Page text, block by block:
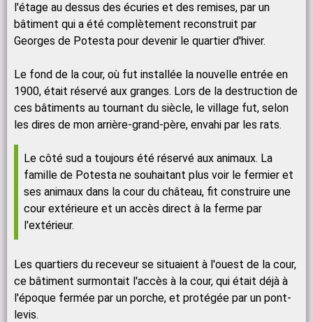
l'étage au dessus des écuries et des remises, par un
bâtiment qui a été complètement reconstruit par
Georges de Potesta pour devenir le quartier d'hiver.
Le fond de la cour, où fut installée la nouvelle entrée en
1900, était réservé aux granges. Lors de la destruction de
ces bâtiments au tournant du siècle, le village fut, selon
les dires de mon arrière-grand-père, envahi par les rats.
Le côté sud a toujours été réservé aux animaux. La
famille de Potesta ne souhaitant plus voir le fermier et
ses animaux dans la cour du château, fit construire une
cour extérieure et un accès direct à la ferme par
l'extérieur.
Les quartiers du receveur se situaient à l'ouest de la cour,
ce bâtiment surmontait l'accès à la cour, qui était déjà à
l'époque fermée par un porche, et protégée par un pont-
levis.